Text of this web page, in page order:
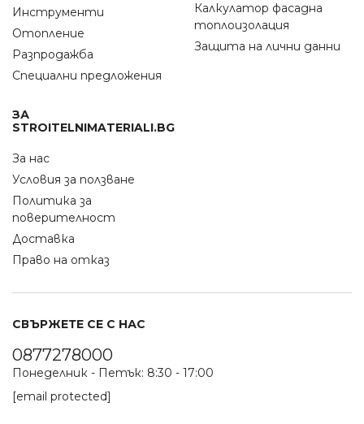
Инструменти
Отопление
Разпродажба
Специални предложения
Калкулатор фасадна
топлоизолация
Защита на лични данни
ЗА
STROITELNIMATERIALI.BG
За нас
Условия за ползване
Политика за
поверителност
Доставка
Право на отказ
СВЪРЖЕТЕ СЕ С НАС
0877278000
Понеделник - Петък: 8:30 - 17:00
[email protected]